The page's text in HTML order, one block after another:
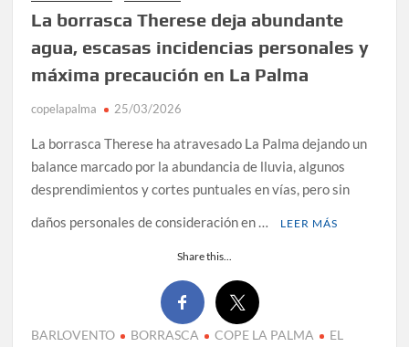
La borrasca Therese deja abundante
agua, escasas incidencias personales y
máxima precaución en La Palma
copelapalma 25/03/2026
La borrasca Therese ha atravesado La Palma dejando un
balance marcado por la abundancia de lluvia, algunos
desprendimientos y cortes puntuales en vías, pero sin
daños personales de consideración en …
LEER MÁS
Share this...
BARLOVENTO BORRASCA COPE LA PALMA
EL